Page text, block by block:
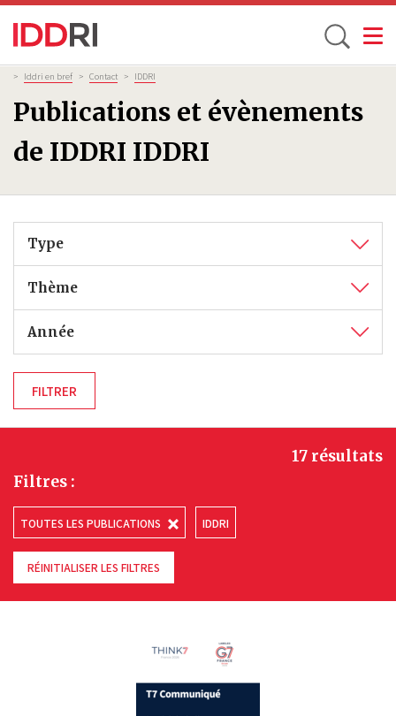
Aller
au
contenu
principal
Toggle
Publications et évènements
de IDDRI IDDRI
Fil
d'Ariane
> Iddri en bref > Contact > IDDRI
Type
Thème
Année
Filtres :
TOUTES LES PUBLICATIONS IDDRI
RÉINITIALISER LES FILTRES
17 résultats